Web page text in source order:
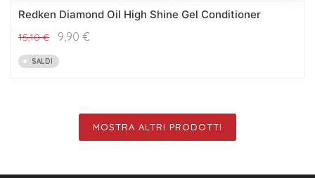
Redken Diamond Oil High Shine Gel Conditioner
15,10€ 9,90 €
SALDI
MOSTRA ALTRI PRODOTTI